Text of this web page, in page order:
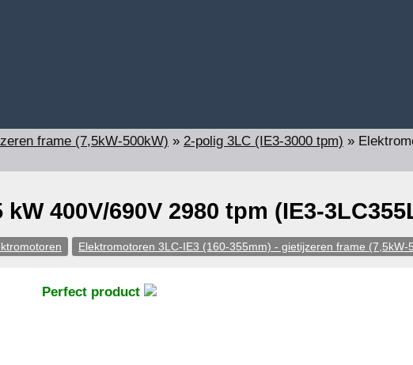
frame (7,5kW-500kW) » 2-polig 3LC (IE3-3000 tpm) »
400V/690V 2980 tpm (IE3-
Elektromotoren 3LC-IE3 (160-355mm) - gietijzeren frame (7,5kW-
Perfect product